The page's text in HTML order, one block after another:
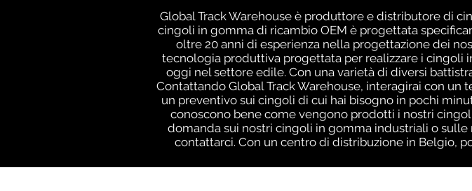
Global Track Warehouse è produttore e distributore di
cingoli in gomma di ricambio OEM è progettata
oltre 20 anni di esperienza nella progettazione dei
tecnologia produttiva progettata per realizzare i
oggi nel settore edile. Con una varietà di diversi
Contattando Global Track Warehouse, interagirai con
un preventivo sui cingoli di cui hai bisogno in pochi
conoscono bene come vengono prodotti i nostri
domanda sui nostri cingoli in gomma industriali o
contattarci. Con un centro di distribuzione in Belgio,